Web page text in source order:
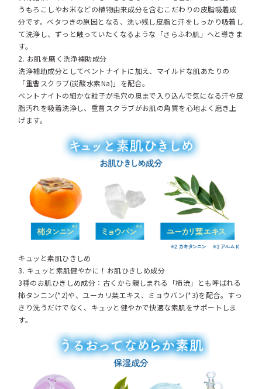
うもろこしやお米などの植物由来成分を含むこだわりの皮脂吸着成
分です。ベタつきの原因となる、洗い残し皮脂と汗をしっかり吸着し
て洗浄し、ずっと触っていたくなるような「さらふわ肌」へと導きま
す。
2. お肌を磨く洗浄補助成分
洗浄補助成分としてベントナイトに加え、マイルドな肌あたりの
「重曹スクラブ(炭酸水素Na)」を配合。
ベントナイトの細かな粒子が毛穴の奥まで入り込んで気になる汗や皮
脂汚れを吸着洗浄し、重曹スクラブがお肌の角質を心地よく磨き上
げます。
キュッと素肌ひきしめ
3. キュッと素肌健やかに！お肌ひきしめ成分
3種のお肌ひきしめ成分：古くから親しまれる「柿渋」とも呼ばれる
柿タンニン(*2)や、ユーカリ葉エキス、ミョウバン(*3)を配合。すっ
きり洗うだけでなく、キュッと健やかで快適な素肌をサポートしま
す。